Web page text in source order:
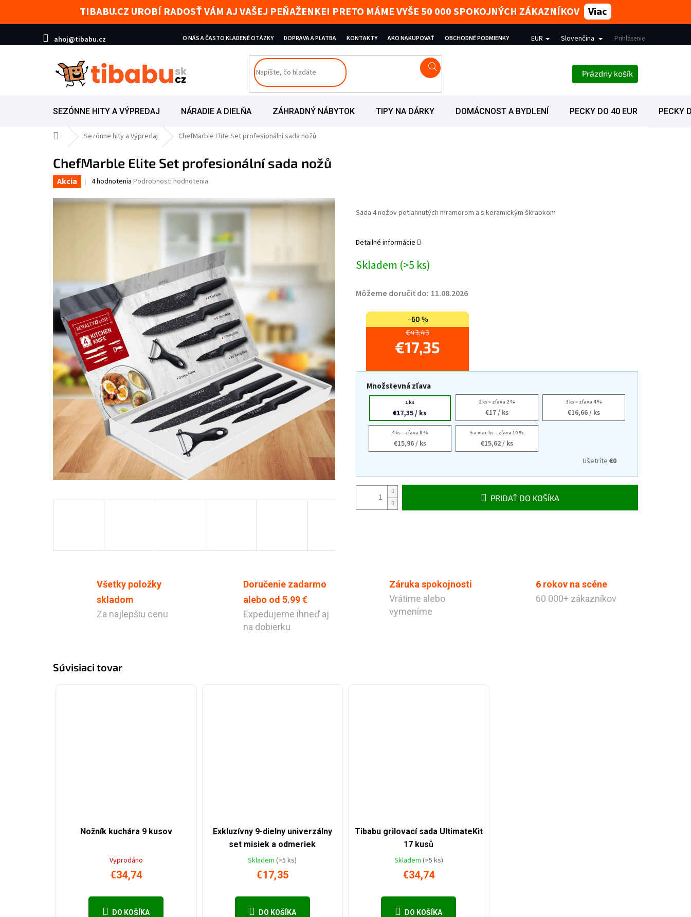
TIBABU.CZ UROBÍ RADOSŤ VÁM AJ VAŠEJ PEŇAŽENKE! PRETO MÁME VYŠE 50 000 SPOKOJNÝCH ZÁKAZNÍKOV Viac
ahoj@tibabu.cz O NÁS A ČASTO KLADENÉ OTÁZKY DOPRAVA A PLATBA KONTAKTY AKO NAKUPOVAŤ OBCHODNÉ PODMIENKY REKLAMÁCIA ZÁSADY OCHRANY OSOBNÝCH ÚDAJOV
EUR Slovenčina Prihlásenie
NÁKUPNÝ KOŠÍK
Prázdny košík
SEZÓNNE HITY A VÝPREDAJ NÁRADIE A DIELŇA ZÁHRADNÝ NÁBYTOK TIPY NA DÁRKY DOMÁCNOST A BYDLENÍ PECKY DO 40 EUR PECKY
DomovSezónne hity a Výpredaj ChefMarble Elite Set profesionální sada nožů
ChefMarble Elite Set profesionální sada nožů
Akcia Priemerné hodnotenie produktu je 5,0 z 5 hviezdičiek.
4 hodnotenia Podrobnosti hodnotenia
€43,43
–60 %
€17,35
Skladem (>5 ks)
Môžeme doručiť do: 11.08.2026
Množstevná zľava
1 ks
€17,35/ ks
2 ks = zľava 2 %
€17/ ks
3 ks = zľava 4 %
€16,66/ ks
4 ks = zľava 8 %
€15,96/ ks
5 a viac ks = zľava 10 %
€15,62/ ks
Ušetríte €0
PRIDAŤ DO KOŠÍKA
Sada 4 nožov potiahnutých mramorom a s keramickým škrabkom
Detailné informácie
Všetky položky
skladom
Za najlepšiu cenu
Doručenie zadarmo
alebo od 5.99 €
Expedujeme ihneď aj
na dobierku
Záruka spokojnosti
Vrátime alebo
vymeníme
6 rokov na scéne
60 000+ zákazníkov
Súvisiaci tovar
Nožník kuchára 9 kusov
Vyprodáno
€34,74
DO KOŠÍKA
Exkluzívny 9-dielny univerzálny
set misiek a odmeriek
Skladem(>5 ks)
€17,35
DO KOŠÍKA
Tibabu grilovací sada UltimateKit
17 kusů
Skladem (>5 ks)
€34,74
DO KOŠÍKA